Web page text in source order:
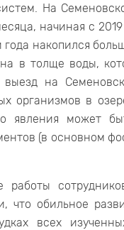
На
начиная с
накопился
в толще воды,
на
организмов в
явления может
(в основном
работы
что обильное
всех